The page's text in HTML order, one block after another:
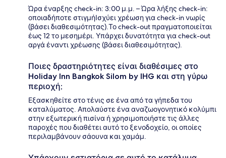
Ώρα έναρξης check-in: 3:00 μ.μ. – Ώρα λήξης check-in:
οποιαδήποτε στιγμήΙσχύει χρέωση για check-in νωρίς
(βάσει διαθεσιμότητας).Το check-out πραγματοποιείται
έως 12 το μεσημέρι. Υπάρχει δυνατότητα για check-out
αργά έναντι χρέωσης (βάσει διαθεσιμότητας).
Ποιες δραστηριότητες είναι διαθέσιμες στο
Holiday Inn Bangkok Silom by IHG και στη γύρω
περιοχή;
Εξασκηθείτε στο τένις σε ένα από τα γήπεδα του
καταλύματος. Απολαύστε ένα αναζωογονητικό κολύμπι
στην εξωτερική πισίνα ή χρησιμοποιήστε τις άλλες
παροχές που διαθέτει αυτό το ξενοδοχείο, οι οποίες
περιλαμβάνουν σάουνα και χαμάμ.